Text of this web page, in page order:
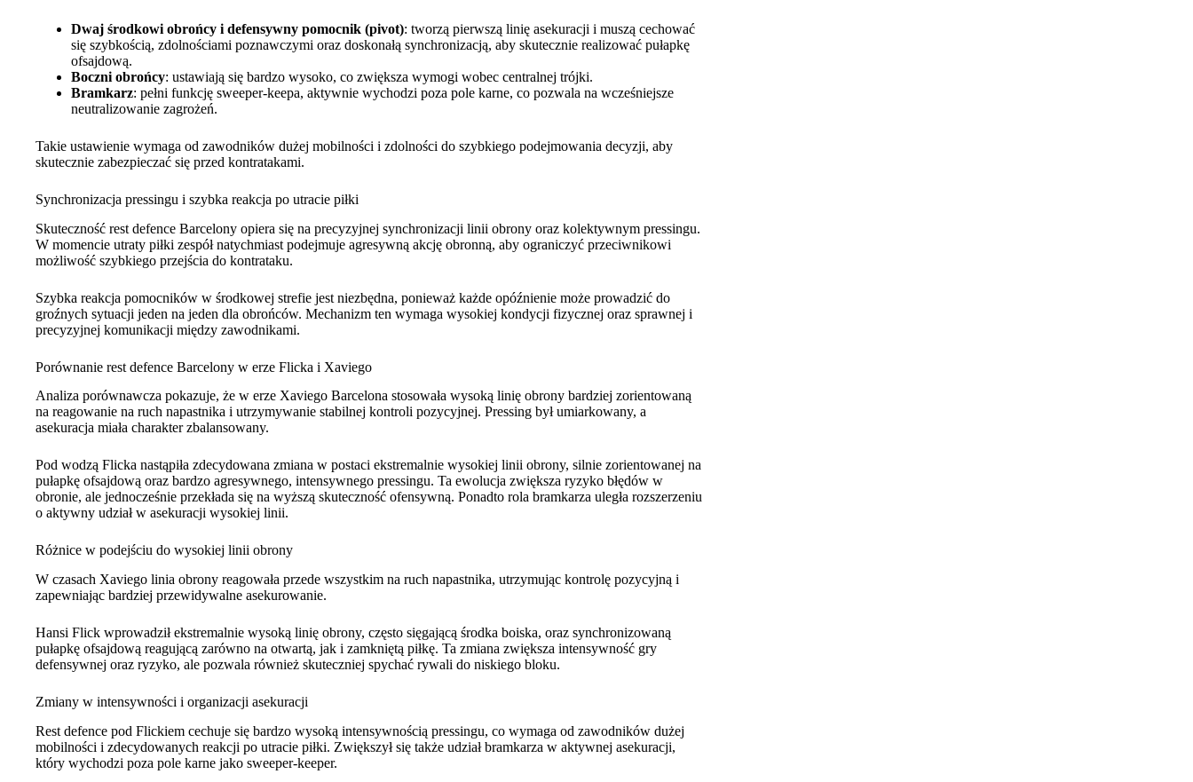
Dwaj środkowi obrońcy i defensywny pomocnik (pivot): tworzą pierwszą linię asekuracji i muszą cechować
się szybkością, zdolnościami poznawczymi oraz doskonałą synchronizacją, aby skutecznie realizować pułapkę
ofsajdową.
Boczni obrońcy: ustawiają się bardzo wysoko, co zwiększa wymogi wobec centralnej trójki.
Bramkarz: pełni funkcję sweeper-keepa, aktywnie wychodzi poza pole karne, co pozwala na wcześniejsze
neutralizowanie zagrożeń.
Takie ustawienie wymaga od zawodników dużej mobilności i zdolności do szybkiego podejmowania decyzji, aby
skutecznie zabezpieczać się przed kontratakami.
Synchronizacja pressingu i szybka reakcja po utracie piłki
Skuteczność rest defence Barcelony opiera się na precyzyjnej synchronizacji linii obrony oraz kolektywnym pressingu.
W momencie utraty piłki zespół natychmiast podejmuje agresywną akcję obronną, aby ograniczyć przeciwnikowi
możliwość szybkiego przejścia do kontrataku.
Szybka reakcja pomocników w środkowej strefie jest niezbędna, ponieważ każde opóźnienie może prowadzić do
groźnych sytuacji jeden na jeden dla obrońców. Mechanizm ten wymaga wysokiej kondycji fizycznej oraz sprawnej i
precyzyjnej komunikacji między zawodnikami.
Porównanie rest defence Barcelony w erze Flicka i Xaviego
Analiza porównawcza pokazuje, że w erze Xaviego Barcelona stosowała wysoką linię obrony bardziej zorientowaną
na reagowanie na ruch napastnika i utrzymywanie stabilnej kontroli pozycyjnej. Pressing był umiarkowany, a
asekuracja miała charakter zbalansowany.
Pod wodzą Flicka nastąpiła zdecydowana zmiana w postaci ekstremalnie wysokiej linii obrony, silnie zorientowanej na
pułapkę ofsajdową oraz bardzo agresywnego, intensywnego pressingu. Ta ewolucja zwiększa ryzyko błędów w
obronie, ale jednocześnie przekłada się na wyższą skuteczność ofensywną. Ponadto rola bramkarza uległa rozszerzeniu
o aktywny udział w asekuracji wysokiej linii.
Różnice w podejściu do wysokiej linii obrony
W czasach Xaviego linia obrony reagowała przede wszystkim na ruch napastnika, utrzymując kontrolę pozycyjną i
zapewniając bardziej przewidywalne asekurowanie.
Hansi Flick wprowadził ekstremalnie wysoką linię obrony, często sięgającą środka boiska, oraz synchronizowaną
pułapkę ofsajdową reagującą zarówno na otwartą, jak i zamkniętą piłkę. Ta zmiana zwiększa intensywność gry
defensywnej oraz ryzyko, ale pozwala również skuteczniej spychać rywali do niskiego bloku.
Zmiany w intensywności i organizacji asekuracji
Rest defence pod Flickiem cechuje się bardzo wysoką intensywnością pressingu, co wymaga od zawodników dużej
mobilności i zdecydowanych reakcji po utracie piłki. Zwiększył się także udział bramkarza w aktywnej asekuracji,
który wychodzi poza pole karne jako sweeper-keeper.